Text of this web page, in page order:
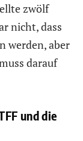
zwölf
nicht, dass
werden, aber
darauf
und die